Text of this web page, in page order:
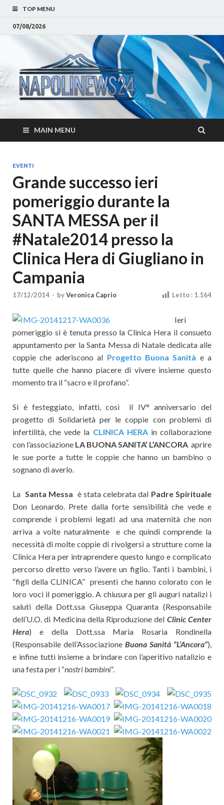
TOP MENU
07/08/2026
–
Napoli
Moda e
Cultura
Notizie sulla citta di
Napoli e Campania
Eventi, Sport
MAIN MENU
EVENTI
Grande successo ieri
pomeriggio durante la
SANTA MESSA per il
#Natale2014 presso la
Clinica Hera di Giugliano in
Campania
17/12/2014 - byVeronica Caprio Letto : 1.164
Ieri
pomeriggio si è tenuta presso la Clinica Hera il consueto
appuntamento per la Santa Messa di Natale dedicata alle
coppie che aderiscono al Progetto Buona Sanità e a
tutte quelle che hanno piacere di vivere insieme questo
momento tra il “sacro e il profano”.
Si è festeggiato, infatti, così il IV° anniversario del
progetto di Solidarietà per le coppie con problemi di
infertilità, che vede la CLINICA HERAin collaborazione
con l’associazione LA BUONA SANITA’ L’ANCORA aprire
le sue porte a tutte le coppie che hanno un bambino o
sognano di averlo.
La Santa Messa è stata celebrata dal Padre Spirituale
Don Leonardo. Prete dalla forte sensibilità che vede e
comprende i problemi legati ad una maternità che non
arriva a volte naturalmente e che quindi comprende la
necessità di molte coppie di rivolgersi a strutture come la
Clinica Hera per intraprendere questo lungo e complicato
percorso diretto verso l’avere un figlio. Tanti i bambini, i
“figli della CLINICA” presenti che hanno colorato con le
loro voci il pomeriggio. A chiusura per gli auguri natalizi i
saluti della Dott.ssa Giuseppa Quaranta (Responsabile
dell’U.O. di Medicina della Riproduzione del Clinic Center
Hera) e della Dott.ssa Maria Rosaria Rondinella
(Responsabile dell’Associazione Buona Sanità “L’Ancora”),
e infine tutti insieme a brindare con l’aperitivo natalizio e
una festa per i “nostri bambini“.